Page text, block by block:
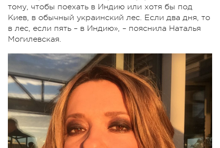
тому, чтобы поехать в Индию или хотя бы под
Киев, в обычный украинский лес. Если два дня, то
в лес, если пять – в Индию», – пояснила Наталья
Могилевская.